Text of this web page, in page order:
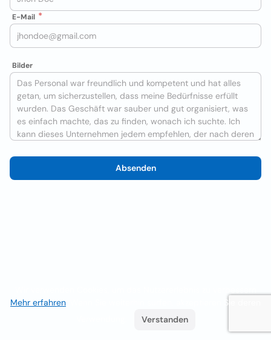
E-Mail
Bilder
Absenden
Mehr erfahren . Wenn Sie weiterhin surfen, akzeptieren Sie deren
Verstanden